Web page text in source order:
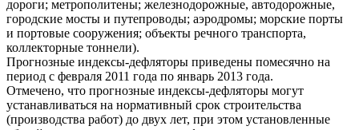
дороги; метрополитены; железнодорожные, автодорожные,
городские мосты и путепроводы; аэродромы; морские порты
и портовые сооружения; объекты речного транспорта,
коллекторные тоннели).
Прогнозные индексы-дефляторы приведены помесячно на
период с февраля 2011 года по январь 2013 года.
Отмечено, что прогнозные индексы-дефляторы могут
устанавливаться на нормативный срок строительства
(производства работ) до двух лет, при этом установленные